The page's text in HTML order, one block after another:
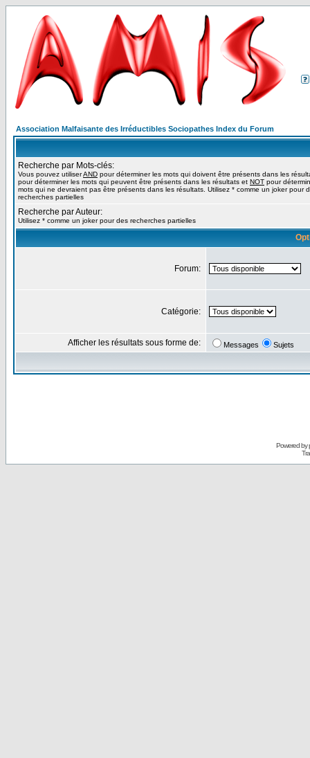
Association Malfaisante des Irréductibles Sociopathes Index du Forum
Recherche par Mots-clés:
Vous pouvez utiliserAND pour déterminer les mots qui doivent être présents dans les
pour déterminer les mots qui peuvent être présents dans les résultats et NOT pour
mots qui ne devraient pas être présents dans les résultats. Utilisez * comme un joker pour
recherches partielles
Recherche par Auteur:
Utilisez * comme un joker pour des recherches partielles
Forum:
Catégorie:
Afficher les résultats sous forme de: Messages Sujets
Powered by